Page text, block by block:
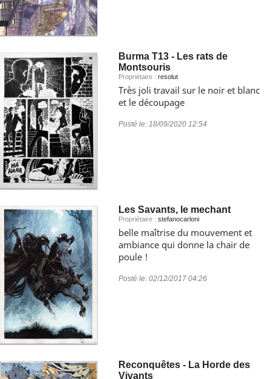
Burma T13 - Les rats de
Montsouris
Propriétaire : resolut
Très joli travail sur le noir et blanc
et le découpage
Posté le: 18/09/2020 12:54
Les Savants, le mechant
Propriétaire : stefanocarloni
belle maîtrise du mouvement et
ambiance qui donne la chair de
poule !
Posté le: 02/12/2017 04:26
Reconquêtes - La Horde des
Vivants